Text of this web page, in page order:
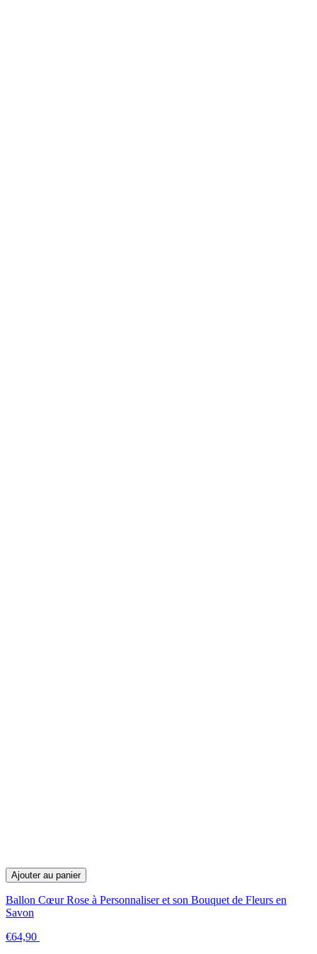
Ajouter au panier
Ballon Cœur Rose à Personnaliser et son Bouquet de Fleurs en
Savon
€64,90